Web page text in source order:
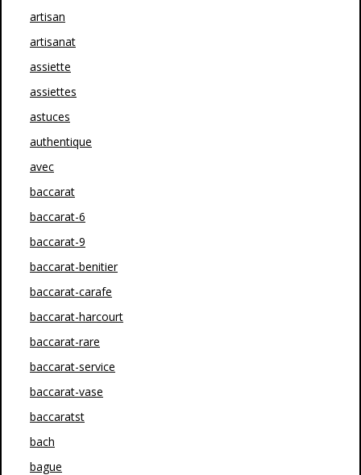
artisan
artisanat
assiette
assiettes
astuces
authentique
avec
baccarat
baccarat-6
baccarat-9
baccarat-benitier
baccarat-carafe
baccarat-harcourt
baccarat-rare
baccarat-service
baccarat-vase
baccaratst
bach
bague